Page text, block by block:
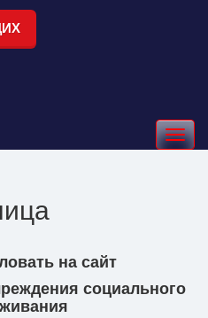
Toggle
navigation
на сайт
социального